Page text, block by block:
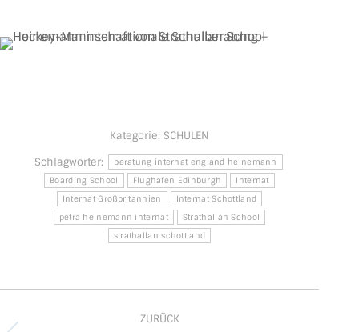
Kategorie: SCHULEN
Schlagwörter:
beratung internat england heinemann
Boarding School
Flughafen Edinburgh
Internat
Internat Großbritannien
Internat Schottland
petra heinemann internat
Strathallan School
strathallan schottland
ZURÜCK